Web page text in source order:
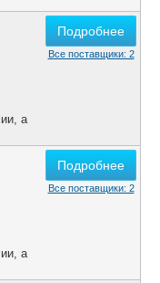
а
Подробнее
Все поставщики: 2
а
Подробнее
Все поставщики: 2